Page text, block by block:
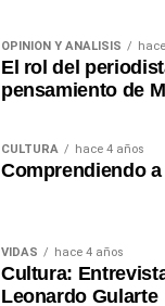
OPINIÓN Y ANÁLISIS
El rol del
pensamiento de
CULTURA hace 4 años
Comprendiendo
VIDAS hace 4 años
Cultura:
Leonardo Gularte